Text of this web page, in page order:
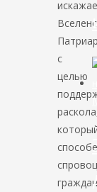
с
целью